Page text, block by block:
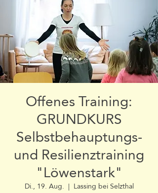
Offenes Training:
GRUNDKURS
Selbstbehauptungs-
und Resilienztraining
"Löwenstark"
Di., 19. Aug.
  |
Lassing bei Selzthal